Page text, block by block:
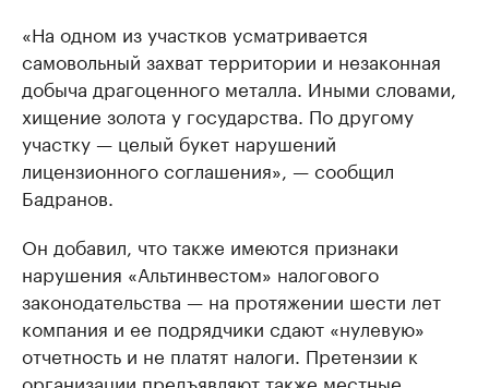
«На одном из участков усматривается
самовольный захват территории и незаконная
добыча драгоценного металла. Иными словами,
хищение золота у государства. По другому
участку — целый букет нарушений
лицензионного соглашения», — сообщил
Бадранов.
Он добавил, что также имеются признаки
нарушения «Альтинвестом» налогового
законодательства — на протяжении шести лет
компания и ее подрядчики сдают «нулевую»
отчетность и не платят налоги. Претензии к
организации предъявляют также местные